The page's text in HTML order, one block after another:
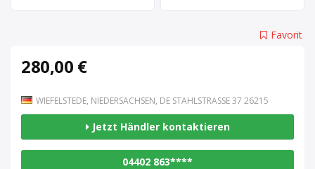
Favorit
280,00 €
WIEFELSTEDE, NIEDERSACHSEN, DE STAHLSTRASSE 37 26215
Jetzt Händler kontaktieren
04402 863****